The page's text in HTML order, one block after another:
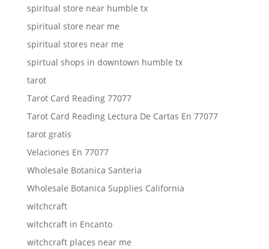
spiritual store near humble tx
spiritual store near me
spiritual stores near me
spirtual shops in downtown humble tx
tarot
Tarot Card Reading 77077
Tarot Card Reading Lectura De Cartas En 77077
tarot gratis
Velaciones En 77077
Wholesale Botanica Santeria
Wholesale Botanica Supplies California
witchcraft
witchcraft in Encanto
witchcraft places near me